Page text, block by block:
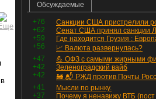
Обсуждаемые
+76
+62
+59
+56
📈 Валюта развернулась?
+47
+42
Зеленоградский вайб
+42
+41
Мысли по рынку.
+37